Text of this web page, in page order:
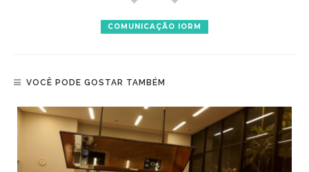
COMUNICAÇÃO IORM
VOCÊ PODE GOSTAR TAMBÉM